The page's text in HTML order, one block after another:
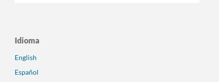
Idioma
English
Español